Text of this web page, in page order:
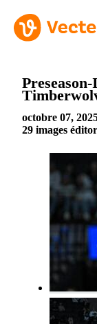
octobre 07,
29 images